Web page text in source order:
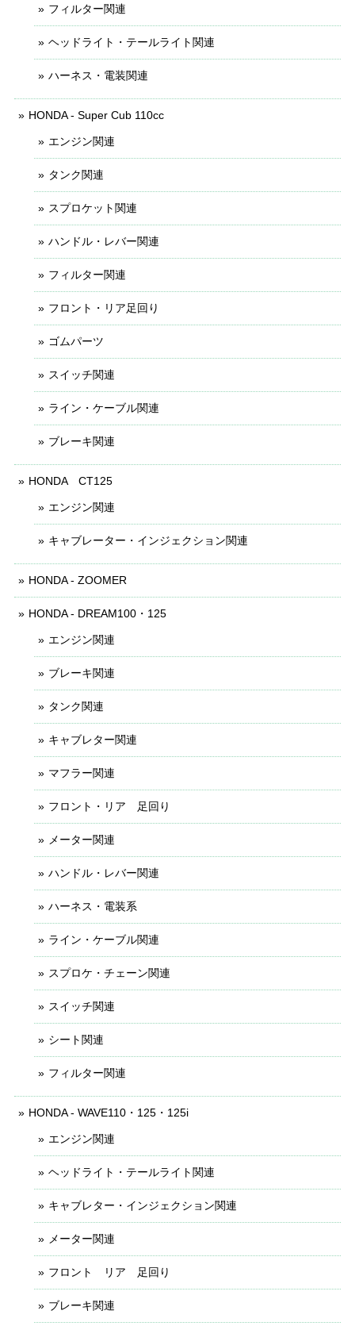
フィルター関連
ヘッドライト・テールライト関連
ハーネス・電装関連
HONDA - Super Cub 110cc
エンジン関連
タンク関連
スプロケット関連
ハンドル・レバー関連
フィルター関連
フロント・リア足回り
ゴムパーツ
スイッチ関連
ライン・ケーブル関連
ブレーキ関連
HONDA CT125
エンジン関連
キャブレーター・インジェクション関連
HONDA - ZOOMER
HONDA - DREAM100・125
エンジン関連
ブレーキ関連
タンク関連
キャブレター関連
マフラー関連
フロント・リア 足回り
メーター関連
ハンドル・レバー関連
ハーネス・電装系
ライン・ケーブル関連
スプロケ・チェーン関連
スイッチ関連
シート関連
フィルター関連
HONDA - WAVE110・125・125i
エンジン関連
ヘッドライト・テールライト関連
キャブレター・インジェクション関連
メーター関連
フロント リア 足回り
ブレーキ関連